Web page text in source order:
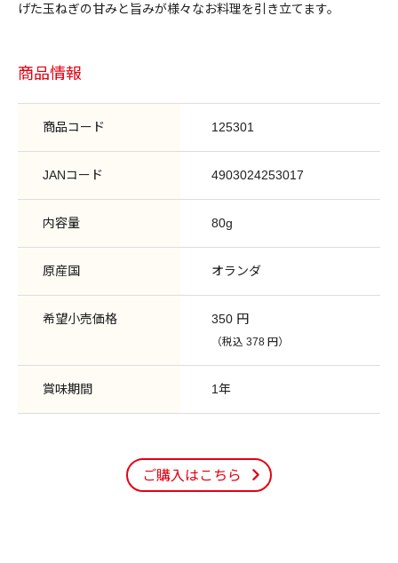
げた玉ねぎの甘みと旨みが様々なお料理を引き立てます。
商品情報
商品コード 125301
JANコード 4903024253017
内容量 80g
原産国 オランダ
希望小売価格 350 円
（税込 378 円）
賞味期間 1年
ご購入はこちら